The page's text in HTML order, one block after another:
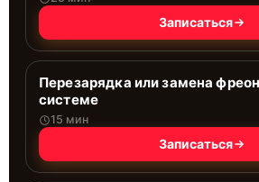
Записаться
Перезарядка или замена
системе
15 мин
Записаться